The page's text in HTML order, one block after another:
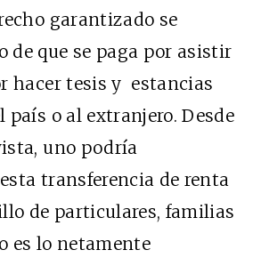
garantizado se
de que se paga por asistir
hacer tesis y estancias
país o al extranjero. Desde
uno podría
transferencia de renta
de particulares, familias
es lo netamente